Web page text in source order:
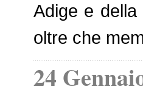
Adige e
oltre che
24